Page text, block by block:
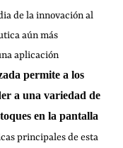
de la innovación al
aún más
aplicación
permite a los
a una variedad de
en la pantalla
principales de esta